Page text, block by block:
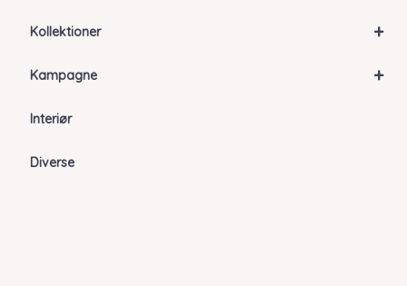
+
Kollektioner
+
Kampagne
Interiør
Diverse